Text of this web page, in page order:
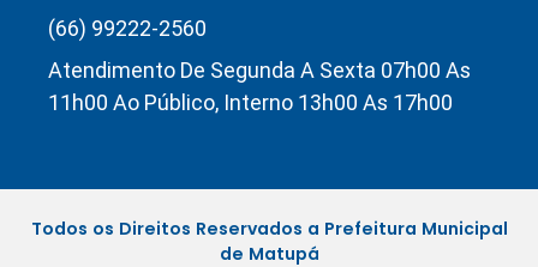
(66) 99222-2560
Atendimento De Segunda A Sexta 07h00 As
11h00 Ao Público, Interno 13h00 As 17h00
Todos os Direitos Reservados a Prefeitura Municipal
de Matupá